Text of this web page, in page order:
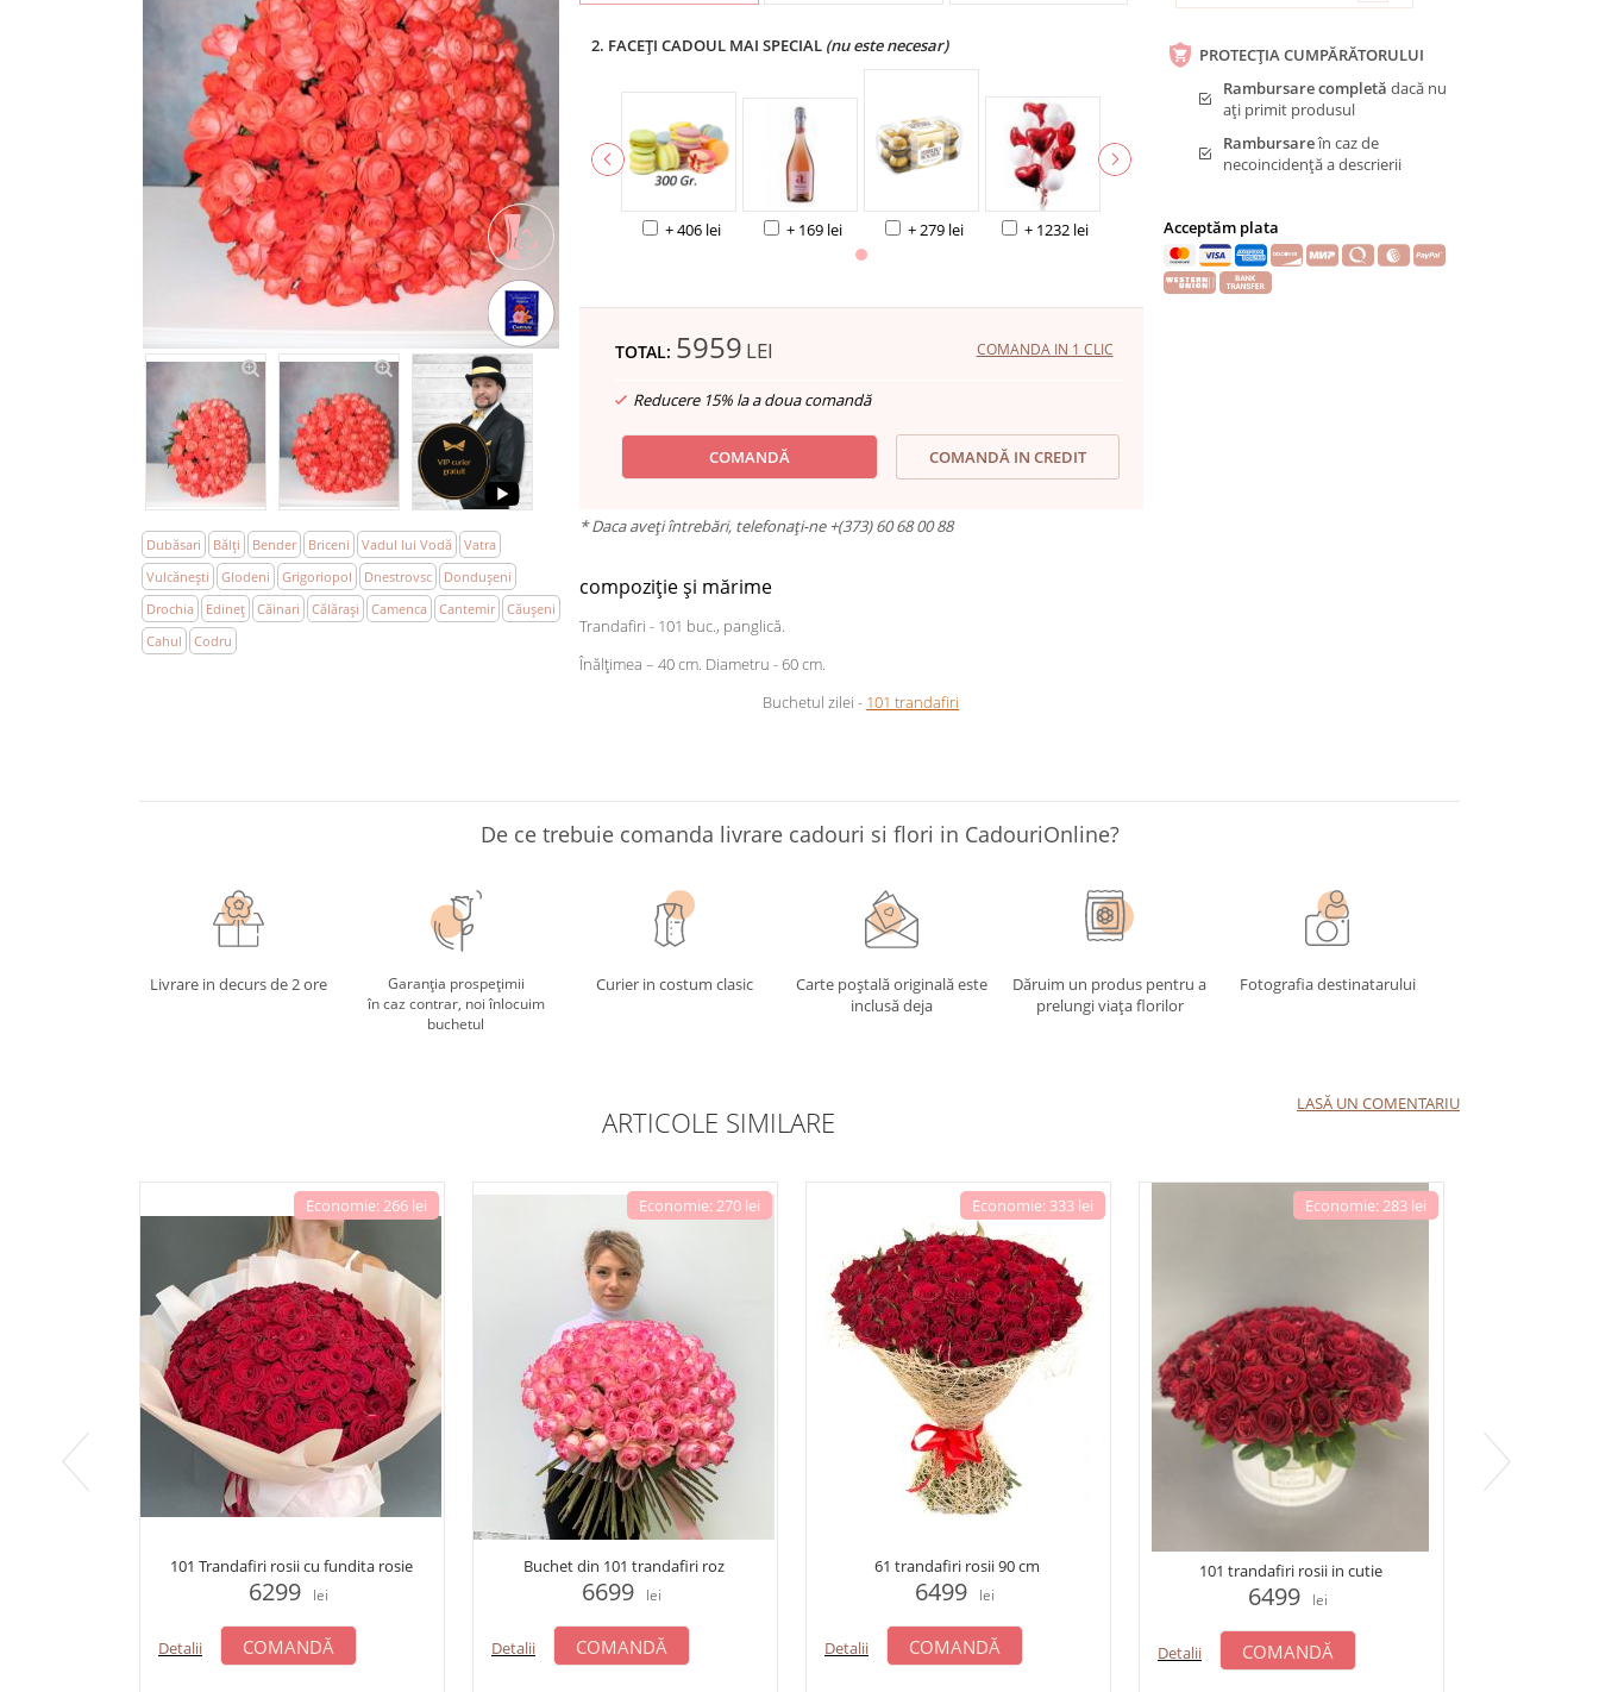
Dubăsari Bălţi Bender Briceni Vadul lui Vodă
Vatra
Vulcăneşti
Glodeni Grigoriopol Dnestrovsc
Donduşeni
Drochia
Edineţ Căinari Călăraşi Camenca Cantemir
Căuşeni
Cahul
Codru
2. FACEȚI CADOUL MAI SPECIAL (nu este necesar)
+ 406 lei + 169 lei + 279 lei + 1232 lei
TOTAL: 5959 LEI COMANDA IN 1 CLIC
Reducere 15% la a doua comandă
COMANDĂ COMANDĂ IN CREDIT
* Daca aveți întrebări, telefonați-ne +(373) 60 68 00 88
compoziție și mărime
Trandafiri - 101 buc., panglică.
Înălțimea – 40 cm. Diametru - 60 cm.
Buchetul zilei - 101 trandafiri
PROTECȚIA CUMPĂRĂTORULUI
Rambursare completă dacă nu
ați primit produsul
Rambursareîn caz de
necoincidență a descrierii
Acceptăm plata
De ce trebuie comanda livrare cadouri si flori in CadouriOnline?
Livrare in decurs de 2 ore
Garanția prospețimii
în caz contrar, noi înlocuim
buchetul
Curier in costum clasic
Carte poștală originală este
inclusă deja
Dăruim un produs pentru a
prelungi viața florilor
Fotografia destinatarului
LASĂ UN COMENTARIU
ARTICOLE SIMILARE
Economie: 266 lei
101 Trandafiri rosii cu fundita rosie
6299 lei
Detalii COMANDĂ
Economie: 270 lei
Buchet din 101 trandafiri roz
6699 lei
Detalii COMANDĂ
Economie: 333 lei
61 trandafiri rosii 90 cm
6499 lei
Detalii COMANDĂ
Economie: 283 lei
101 trandafiri rosii in cutie
6499 lei
Detalii COMANDĂ